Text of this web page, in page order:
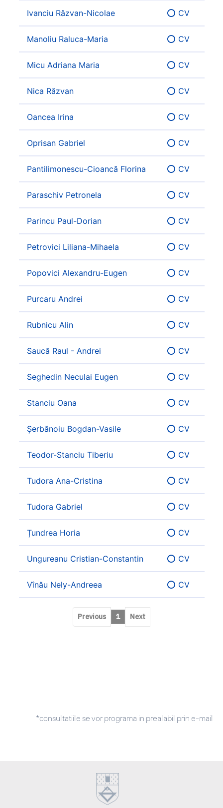
Ivanciu Răzvan-Nicolae ⭕ CV
Manoliu Raluca-Maria ⭕ CV
Micu Adriana Maria ⭕ CV
Nica Răzvan ⭕ CV
Oancea Irina ⭕ CV
Oprisan Gabriel ⭕ CV
Pantilimonescu-Cioancă Florina ⭕ CV
Paraschiv Petronela ⭕ CV
Parincu Paul-Dorian ⭕ CV
Petrovici Liliana-Mihaela ⭕ CV
Popovici Alexandru-Eugen ⭕ CV
Purcaru Andrei ⭕ CV
Rubnicu Alin ⭕ CV
Saucă Raul - Andrei ⭕ CV
Seghedin Neculai Eugen ⭕ CV
Stanciu Oana ⭕ CV
Șerbănoiu Bogdan-Vasile ⭕ CV
Teodor-Stanciu Tiberiu ⭕ CV
Tudora Ana-Cristina ⭕ CV
Tudora Gabriel ⭕ CV
Țundrea Horia ⭕ CV
Ungureanu Cristian-Constantin ⭕ CV
Vînău Nely-Andreea ⭕ CV
Previous 1 Next
*consultatiile se vor programa in prealabil prin e-mail